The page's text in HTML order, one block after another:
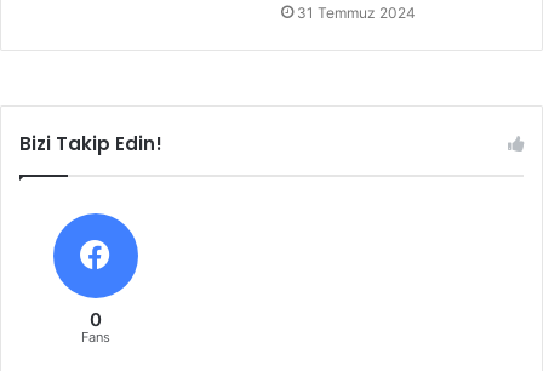
31 Temmuz 2024
Bizi Takip Edin!
0
Fans